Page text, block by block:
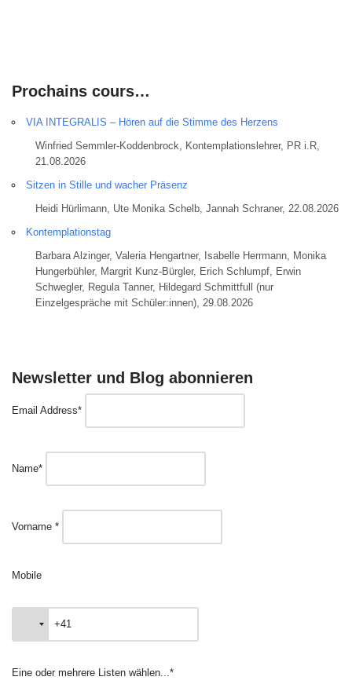
Prochains cours…
VIA INTEGRALIS – Hören auf die Stimme des Herzens
Winfried Semmler-Koddenbrock, Kontemplationslehrer, PR i.R,
21.08.2026
Sitzen in Stille und wacher Präsenz
Heidi Hürlimann, Ute Monika Schelb, Jannah Schraner, 22.08.2026
Kontemplationstag
Barbara Alzinger, Valeria Hengartner, Isabelle Herrmann, Monika
Hungerbühler, Margrit Kunz-Bürgler, Erich Schlumpf, Erwin
Schwegler, Regula Tanner, Hildegard Schmittfull (nur
Einzelgespräche mit Schüler:innen), 29.08.2026
Newsletter und Blog abonnieren
Email Address*
Name*
Vorname *
Mobile
Eine oder mehrere Listen wählen...*